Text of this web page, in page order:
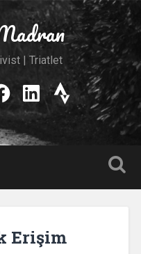
| Triatlet
Linkedin
Strava
Erişim